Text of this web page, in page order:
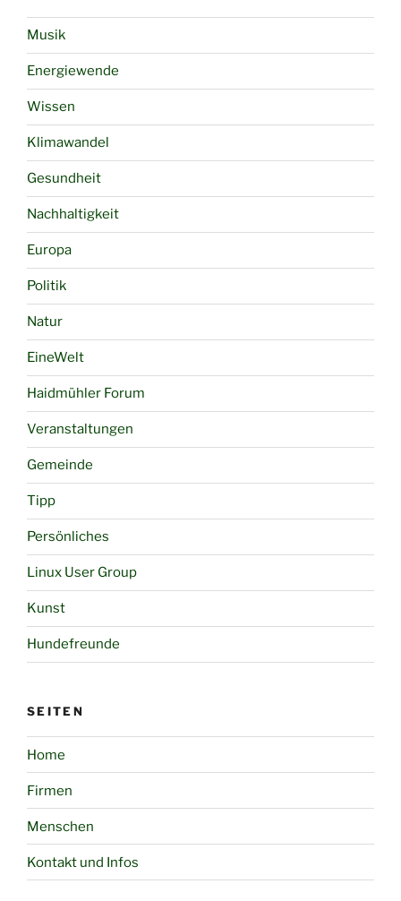
Musik
Energiewende
Wissen
Klimawandel
Gesundheit
Nachhaltigkeit
Europa
Politik
Natur
EineWelt
Haidmühler Forum
Veranstaltungen
Gemeinde
Tipp
Persönliches
Linux User Group
Kunst
Hundefreunde
SEITEN
Home
Firmen
Menschen
Kontakt und Infos